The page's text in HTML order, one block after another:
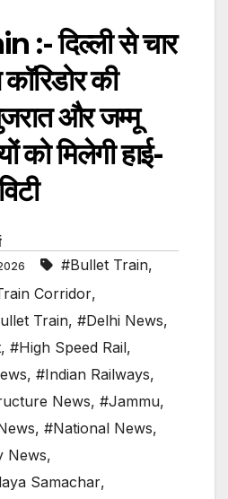
:- दिल्ली से चार
की
और जम्मू
को मिलेगी हाई-
#Bullet Train,
Corridor,
Train, #Delhi News,
, #High Speed Rail,
, #Indian Railways,
News, #Jammu,
, #National News,
News,
Samachar,